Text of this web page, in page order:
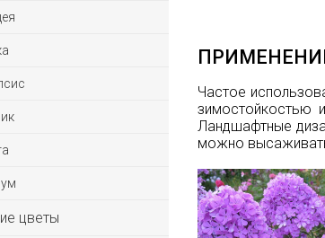
цветы
Частое
зимостойкостью
Ландшафтные
можно